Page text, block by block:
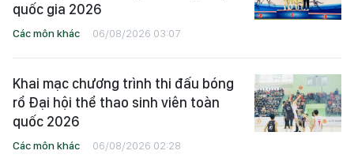
quốc gia 2026
Các môn khác 06/08/2026 03:07
Khai mạc chương trình thi đấu bóng
rổ Đại hội thể thao sinh viên toàn
quốc 2026
Các môn khác 06/08/2026 02:28